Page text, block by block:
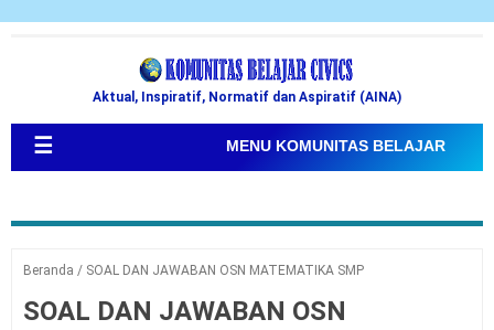
Aktual, Inspiratif, Normatif dan Aspiratif (AINA)
☰ MENU KOMUNITAS BELAJAR
Beranda / SOAL DAN JAWABAN OSN MATEMATIKA SMP
SOAL DAN JAWABAN OSN